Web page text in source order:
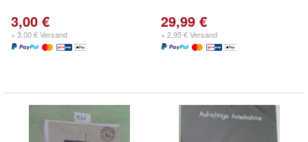
3,00 €
+ 3,00 € Versand
29,99 €
+ 2,95 € Versand